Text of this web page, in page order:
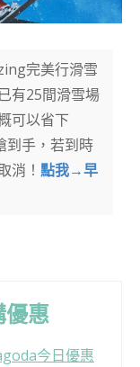
完美行滑雪
有25間滑雪場
可以省下
到手，若到時
消！點我→早
優惠
今日優惠